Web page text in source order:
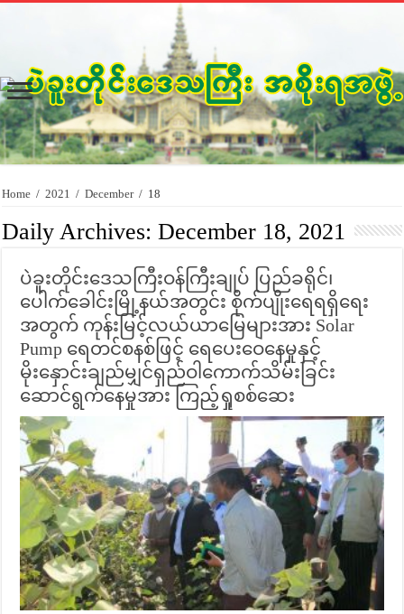
Home / 2021 / December / 18
Daily Archives:December 18, 2021
ပဲခူးတိုင်းဒေသကြီးဝန်ကြီးချုပ် ပြည်ခရိုင်၊
ပေါက်ခေါင်းမြို့နယ်အတွင်း စိုက်ပျိုးရေရရှိရေး
အတွက် ကုန်းမြင့်လယ်ယာမြေများအား Solar
Pump ရေတင်စနစ်ဖြင့် ရေပေးဝေနေမှုနှင့်
မိုးနှောင်းချည်မျှင်ရှည်ဝါကောက်သိမ်းခြင်း
ဆောင်ရွက်နေမှုအား ကြည့်ရှုစစ်ဆေး